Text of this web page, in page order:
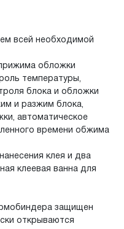
всей необходимой
обложки
температуры,
блока и обложки
и разжим блока,
автоматическое
времени обжима
клея и два
клеевая ванна для
защищен
открываются